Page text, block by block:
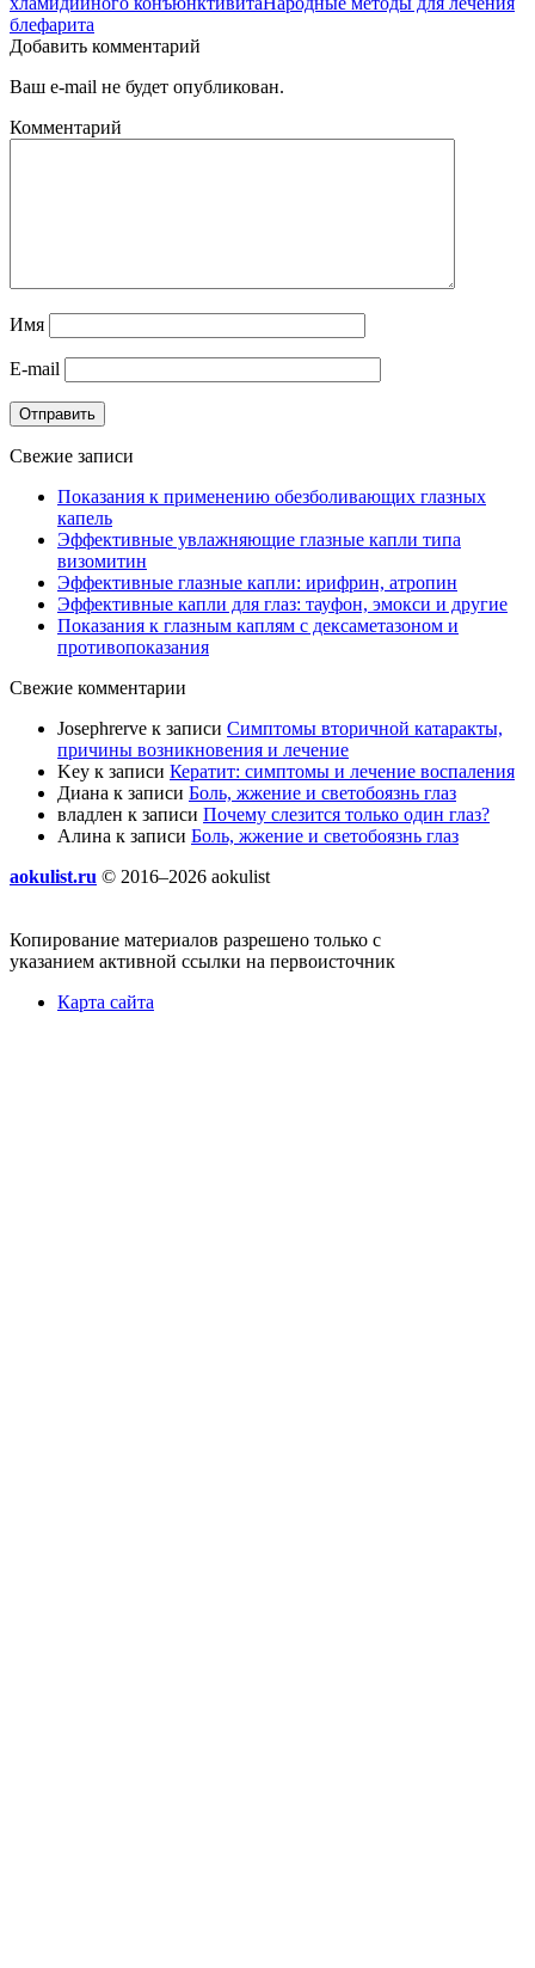
блефарита
Добавить комментарий
Ваш e-mail не будет опубликован.
Комментарий
Имя
E-mail
Отправить
Свежие записи
Показания к применению обезболивающих глазных
капель
Эффективные увлажняющие глазные капли типа
визомитин
Эффективные глазные капли: ирифрин, атропин
Эффективные капли для глаз: тауфон, эмокси и другие
Показания к глазным каплям с дексаметазоном и
противопоказания
Свежие комментарии
Josephrerve к записи Симптомы вторичной катаракты,
причины возникновения и лечение
Key к записи Кератит: симптомы и лечение воспаления
Диана к записи Боль, жжение и светобоязнь глаз
владлен к записи Почему слезится только один глаз?
Алина к записи Боль, жжение и светобоязнь глаз
aokulist.ru © 2016–2026 aokulist
Копирование материалов разрешено только с
указанием активной ссылки на первоисточник
Карта сайта